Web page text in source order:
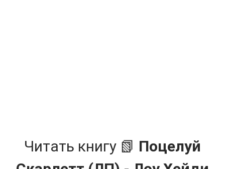
Читать книгу 📗 Поцелуй